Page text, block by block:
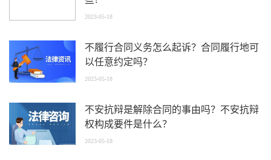
2023-05-18
不履行合同义务怎么起诉？合同履行地可
以任意约定吗？
2023-05-18
不安抗辩是解除合同的事由吗？不安抗辩
权构成要件是什么？
2023-05-18